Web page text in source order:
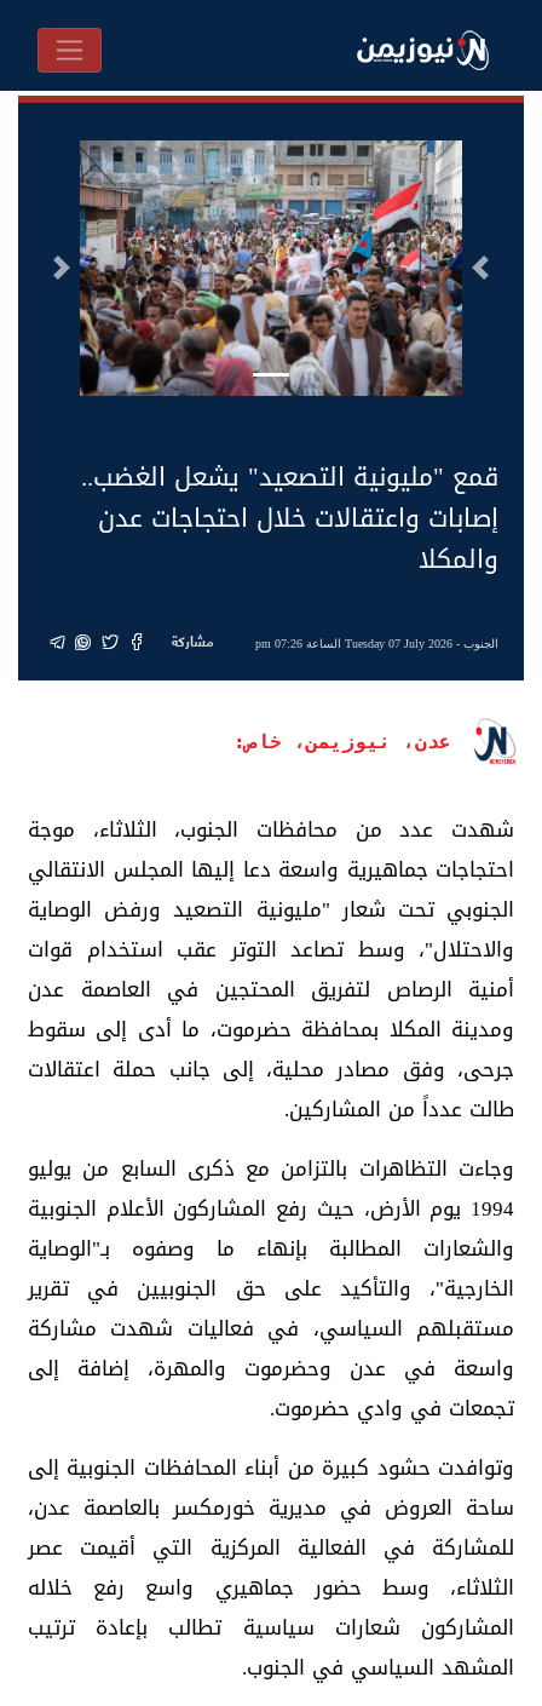
السابق التالى
قمع "مليونية التصعيد" يشعل الغضب..
إصابات واعتقالات خلال احتجاجات عدن
والمكلا
الجنوب- Tuesday 07 July 2026 الساعة 07:26 pm مشاركة
عدن، نيوزيمن، خاص:
شهدت عدد من محافظات الجنوب، الثلاثاء، موجة
احتجاجات جماهيرية واسعة دعا إليها المجلس الانتقالي
الجنوبي تحت شعار "مليونية التصعيد ورفض الوصاية
والاحتلال"، وسط تصاعد التوتر عقب استخدام قوات
أمنية الرصاص لتفريق المحتجين في العاصمة عدن
ومدينة المكلا بمحافظة حضرموت، ما أدى إلى سقوط
جرحى، وفق مصادر محلية، إلى جانب حملة اعتقالات
طالت عدداً من المشاركين.
وجاءت التظاهرات بالتزامن مع ذكرى السابع من يوليو
1994 يوم الأرض، حيث رفع المشاركون الأعلام الجنوبية
والشعارات المطالبة بإنهاء ما وصفوه بـ"الوصاية
الخارجية"، والتأكيد على حق الجنوبيين في تقرير
مستقبلهم السياسي، في فعاليات شهدت مشاركة
واسعة في عدن وحضرموت والمهرة، إضافة إلى
تجمعات في وادي حضرموت.
وتوافدت حشود كبيرة من أبناء المحافظات الجنوبية إلى
ساحة العروض في مديرية خورمكسر بالعاصمة عدن،
للمشاركة في الفعالية المركزية التي أقيمت عصر
الثلاثاء، وسط حضور جماهيري واسع رفع خلاله
المشاركون شعارات سياسية تطالب بإعادة ترتيب
المشهد السياسي في الجنوب.